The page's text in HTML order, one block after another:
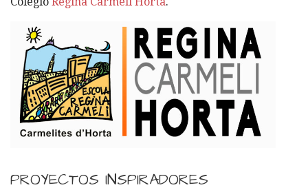
PROYECTOS INSPIRADORES